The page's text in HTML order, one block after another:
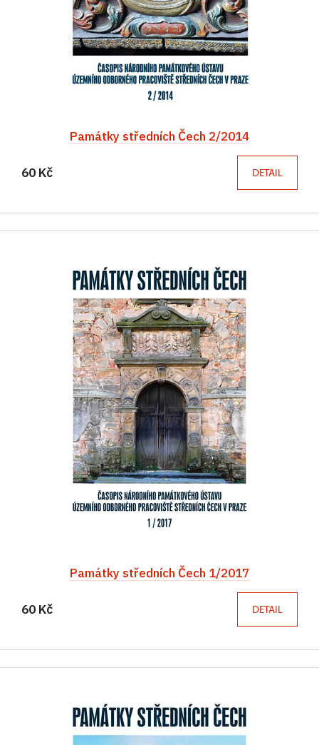
Památky středních Čech 2/2014
60 Kč DETAIL
Památky středních Čech 1/2017
60 Kč DETAIL